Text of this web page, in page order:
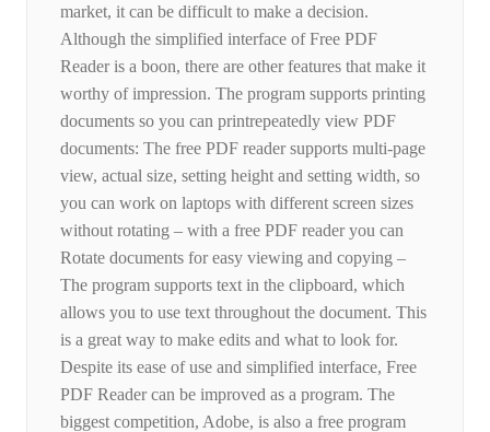
market, it can be difficult to make a decision.
Although the simplified interface of Free PDF
Reader is a boon, there are other features that make it
worthy of impression. The program supports printing
documents so you can printrepeatedly view PDF
documents: The free PDF reader supports multi-page
view, actual size, setting height and setting width, so
you can work on laptops with different screen sizes
without rotating – with a free PDF reader you can
Rotate documents for easy viewing and copying –
The program supports text in the clipboard, which
allows you to use text throughout the document. This
is a great way to make edits and what to look for.
Despite its ease of use and simplified interface, Free
PDF Reader can be improved as a program. The
biggest competition, Adobe, is also a free program